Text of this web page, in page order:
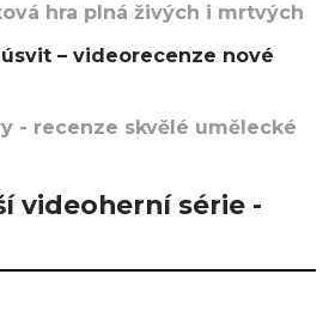
hra plná živých i mrtvých
– videorecenze nové
- recenze skvělé umělecké
videoherní série -